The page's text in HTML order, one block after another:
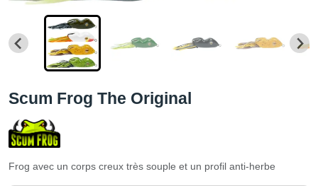
Scum Frog The Original
Frog avec un corps creux très souple et un profil anti-herbe